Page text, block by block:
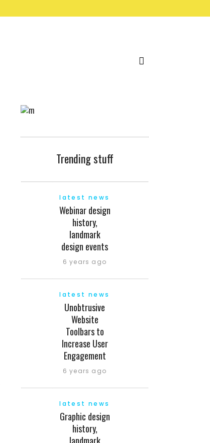
Trending stuff
latest news
Webinar design
history,
landmark
design events
6 years ago
latest news
Unobtrusive
Website
Toolbars to
Increase User
Engagement
6 years ago
latest news
Graphic design
history,